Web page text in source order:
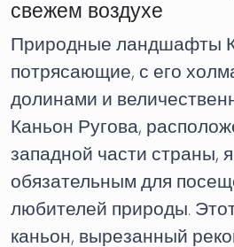
свежем воздухе
Природные ландшафты
потрясающие, с его
долинами и
Каньон Ругова,
западной части страны,
обязательным для
любителей природы.
каньон, вырезанный